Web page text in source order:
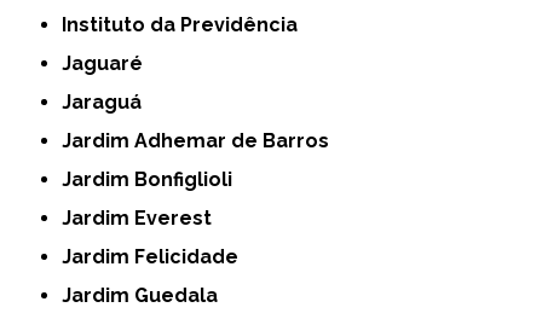
Instituto da Previdência
Jaguaré
Jaraguá
Jardim Adhemar de Barros
Jardim Bonfiglioli
Jardim Everest
Jardim Felicidade
Jardim Guedala